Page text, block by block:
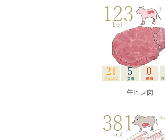
牛ヒレ肉